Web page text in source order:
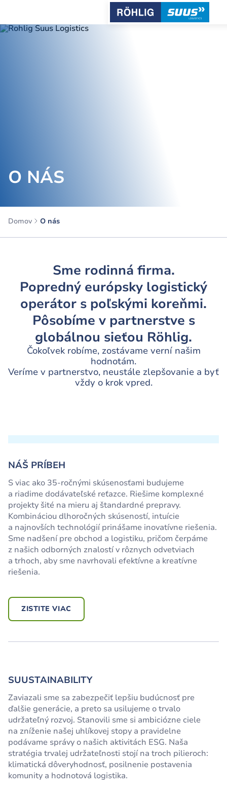
O NÁS
Domov O nás
Sme rodinná firma.
Popredný európsky logistický
operátor s poľskými koreňmi.
Pôsobíme v partnerstve s
globálnou sieťou Röhlig.
Čokoľvek robíme, zostávame verní našim
hodnotám.
Veríme v partnerstvo, neustále zlepšovanie a byť
vždy o krok vpred.
NÁŠ PRÍBEH
S viac ako 35-ročnými skúsenosťami budujeme
a riadime dodávateľské reťazce. Riešime komplexné
projekty šité na mieru aj štandardné prepravy.
Kombináciou dlhoročných skúseností, intuície
a najnovších technológií prinášame inovatívne riešenia.
Sme nadšení pre obchod a logistiku, pričom čerpáme
z našich odborných znalostí v rôznych odvetviach
a trhoch, aby sme navrhovali efektívne a kreatívne
riešenia.
ZISTITE VIAC
SUUSTAINABILITY
Zaviazali sme sa zabezpečiť lepšiu budúcnosť pre
ďalšie generácie, a preto sa usilujeme o trvalo
udržateľný rozvoj. Stanovili sme si ambiciózne ciele
na zníženie našej uhlíkovej stopy a pravidelne
podávame správy o našich aktivitách ESG. Naša
stratégia trvalej udržateľnosti stojí na troch pilieroch:
klimatická dôveryhodnosť, posilnenie postavenia
komunity a hodnotová logistika.